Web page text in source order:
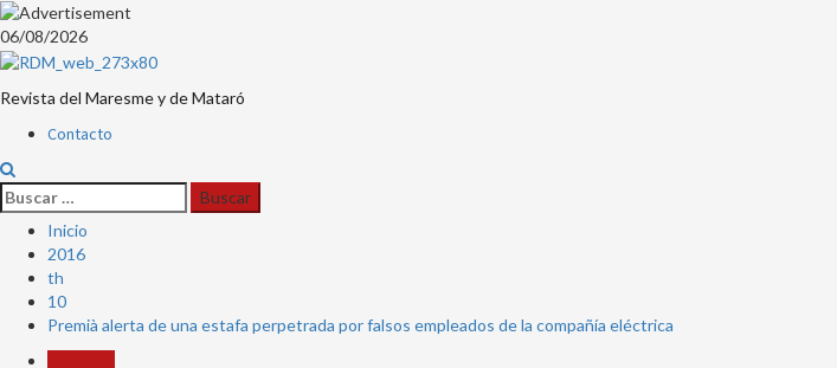
Saltar
al
06/08/2026
Revista del Maresme y de Mataró
Menú
Contacto
Buscar:
Inicio
2016
th
10
Premià alerta de una estafa perpetrada por falsos empleados de la compañía eléctrica